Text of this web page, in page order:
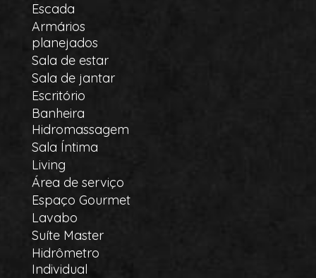
Escada
Armários
planejados
Sala de estar
Sala de jantar
Escritório
Banheira
Hidromassagem
Sala Íntima
Living
Área de serviço
Espaço Gourmet
Lavabo
Suíte Master
Hidrômetro
Individual